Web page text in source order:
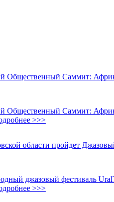
Общественный Саммит:
Общественный Саммит:
>>>
области пройдет
джазовый фестиваль
>>>